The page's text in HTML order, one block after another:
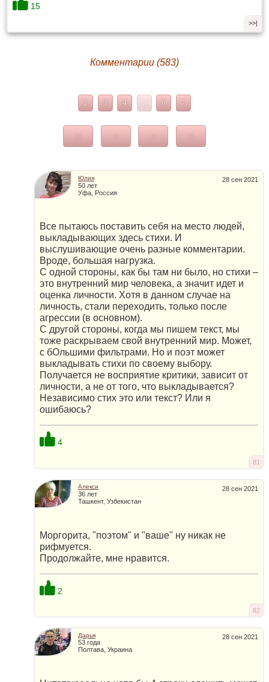
15
>>|
Комментарии (583)
2 3 4 5 6 7
|< < > >|
28 сен 2021
Юлия
50 лет
Уфа, Россия
Все пытаюсь поставить себя на место людей,
выкладывающих здесь стихи. И
выслушивающие очень разные комментарии.
Вроде, большая нагрузка.
С одной стороны, как бы там ни было, но стихи –
это внутренний мир человека, а значит идет и
оценка личности. Хотя в данном случае на
личность, стали переходить, только после
агрессии (в основном).
С другой стороны, когда мы пишем текст, мы
тоже раскрываем свой внутренний мир. Может,
с бОльшими фильтрами. Но и поэт может
выкладывать стихи по своему выбору.
Получается не восприятие критики, зависит от
личности, а не от того, что выкладывается?
Независимо стих это или текст? Или я
ошибаюсь?
4
81
28 сен 2021
Алекси
36 лет
Ташкент, Узбекистан
Моргорита, "поэтом" и "ваше" ну никак не
рифмуется.
Продолжайте, мне нравится.
2
82
28 сен 2021
Дарья
53 года
Полтава, Украина